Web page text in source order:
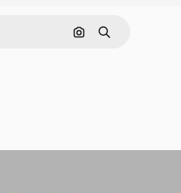
Cerca per immagine
Ricerca